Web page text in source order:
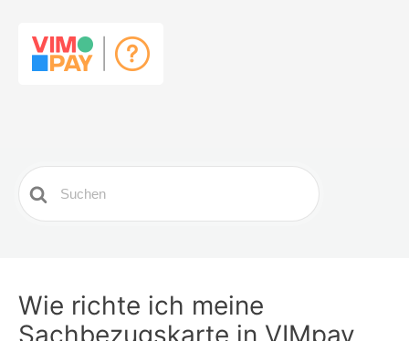
Search
For
Wie richte ich meine
Sachbezugskarte in VIMpay